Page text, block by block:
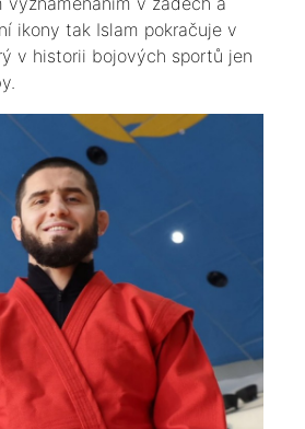
ikony tak Islam pokračuje v
v historii bojových sportů jen